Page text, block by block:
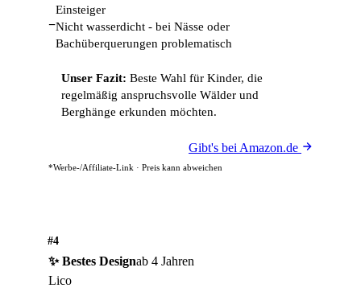
Einsteiger
−Nicht wasserdicht - bei Nässe oder
Bachüberquerungen problematisch
Unser Fazit: Beste Wahl für Kinder, die
regelmäßig anspruchsvolle Wälder und
Berghänge erkunden möchten.
Gibt's bei Amazon.de
*Werbe-/Affiliate-Link · Preis kann abweichen
#4
✨ Bestes Designab 4 Jahren
Lico